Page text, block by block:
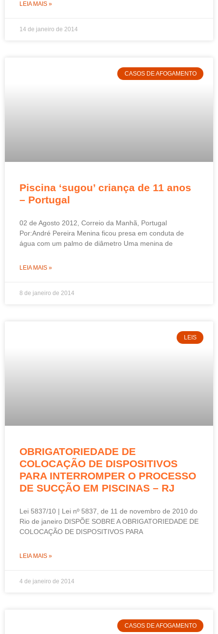
LEIA MAIS »
14 de janeiro de 2014
CASOS DE AFOGAMENTO
Piscina ‘sugou’ criança de 11 anos
– Portugal
02 de Agosto 2012, Correio da Manhã, Portugal
Por:André Pereira Menina ficou presa em conduta de
água com um palmo de diâmetro Uma menina de
LEIA MAIS »
8 de janeiro de 2014
LEIS
OBRIGATORIEDADE DE
COLOCAÇÃO DE DISPOSITIVOS
PARA INTERROMPER O PROCESSO
DE SUCÇÃO EM PISCINAS – RJ
Lei 5837/10 | Lei nº 5837, de 11 de novembro de 2010 do
Rio de janeiro DISPÕE SOBRE A OBRIGATORIEDADE DE
COLOCAÇÃO DE DISPOSITIVOS PARA
LEIA MAIS »
4 de janeiro de 2014
CASOS DE AFOGAMENTO